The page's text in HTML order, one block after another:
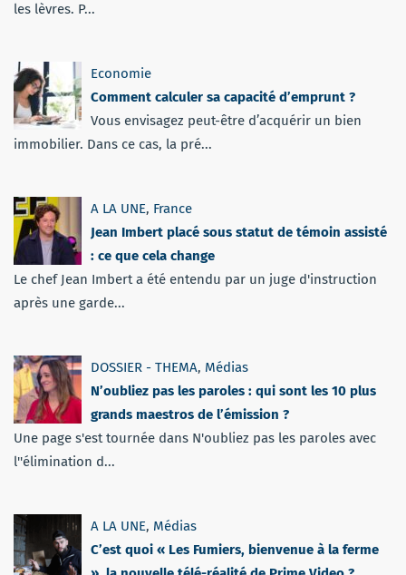
les lèvres. P...
Economie
Comment calculer sa capacité d’emprunt ?
Vous envisagez peut-être d’acquérir un bien
immobilier. Dans ce cas, la pré...
A LA UNE, France
Jean Imbert placé sous statut de témoin assisté
: ce que cela change
Le chef Jean Imbert a été entendu par un juge d'instruction
après une garde...
DOSSIER - THEMA, Médias
N’oubliez pas les paroles : qui sont les 10 plus
grands maestros de l’émission ?
Une page s'est tournée dans N'oubliez pas les paroles avec
l''élimination d...
A LA UNE, Médias
C’est quoi « Les Fumiers, bienvenue à la ferme